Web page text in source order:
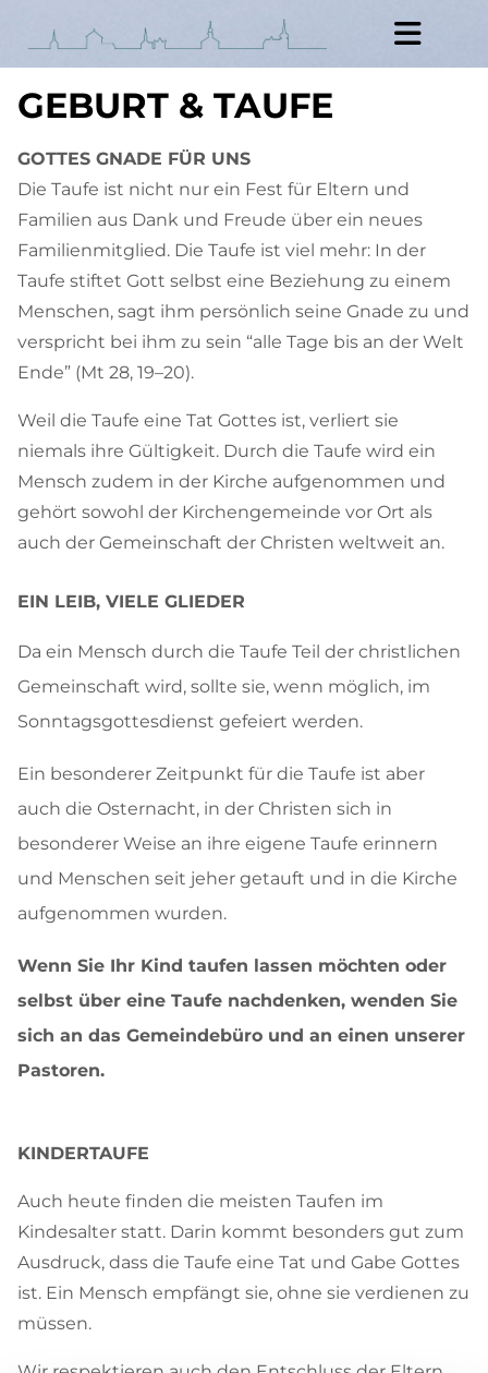
GEBURT & TAUFE
GOTTES GNADE FÜR UNS
Die Taufe ist nicht nur ein Fest für Eltern und
Familien aus Dank und Freude über ein neues
Familienmitglied. Die Taufe ist viel mehr: In der
Taufe stiftet Gott selbst eine Beziehung zu einem
Menschen, sagt ihm persönlich seine Gnade zu und
verspricht bei ihm zu sein “alle Tage bis an der Welt
Ende” (Mt 28, 19–20).
Weil die Taufe eine Tat Gottes ist, verliert sie
niemals ihre Gültigkeit. Durch die Taufe wird ein
Mensch zudem in der Kirche aufgenommen und
gehört sowohl der Kirchengemeinde vor Ort als
auch der Gemeinschaft der Christen weltweit an.
EIN LEIB, VIELE GLIEDER
Da ein Mensch durch die Taufe Teil der christlichen
Gemeinschaft wird, sollte sie, wenn möglich, im
Sonntagsgottesdienst gefeiert werden.
Ein besonderer Zeitpunkt für die Taufe ist aber
auch die Osternacht, in der Christen sich in
besonderer Weise an ihre eigene Taufe erinnern
und Menschen seit jeher getauft und in die Kirche
aufgenommen wurden.
Wenn Sie Ihr Kind taufen lassen möchten oder
selbst über eine Taufe nachdenken, wenden Sie
sich an das Gemeindebüro und an einen unserer
Pastoren.
KINDERTAUFE
Auch heute finden die meisten Taufen im
Kindesalter statt. Darin kommt besonders gut zum
Ausdruck, dass die Taufe eine Tat und Gabe Gottes
ist. Ein Mensch empfängt sie, ohne sie verdienen zu
müssen.